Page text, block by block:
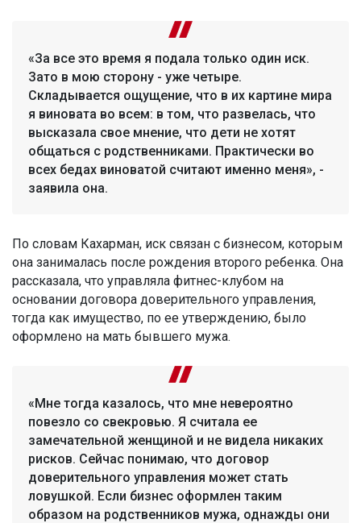
«За все это время я подала только один иск.
Зато в мою сторону - уже четыре.
Складывается ощущение, что в их картине мира
я виновата во всем: в том, что развелась, что
высказала свое мнение, что дети не хотят
общаться с родственниками. Практически во
всех бедах виноватой считают именно меня», -
заявила она.
По словам Кахарман, иск связан с бизнесом, которым
она занималась после рождения второго ребенка. Она
рассказала, что управляла фитнес-клубом на
основании договора доверительного управления,
тогда как имущество, по ее утверждению, было
оформлено на мать бывшего мужа.
«Мне тогда казалось, что мне невероятно
повезло со свекровью. Я считала ее
замечательной женщиной и не видела никаких
рисков. Сейчас понимаю, что договор
доверительного управления может стать
ловушкой. Если бизнес оформлен таким
образом на родственников мужа, однажды они